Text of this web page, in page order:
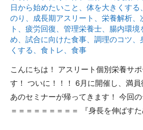
る
食
事
ー
半
年
で
11
㎝
日から始めたいこと 、 体を大きくする 、
のり 、 成長期アスリート 、 栄養解析、
ト 、 疲労回復、 管理栄養士、 腸内環境
め、 試合に向けた食事、 調理のコツ、
くする 、 食トレ 、 食事
こんにちは！ アスリート個別栄養サ
す！ ついに！！！ 6月に開催し、満
あのセミナーが帰ってきます！ 今回
＝＝＝＝＝＝＝＝＝ 『身長を伸ばす